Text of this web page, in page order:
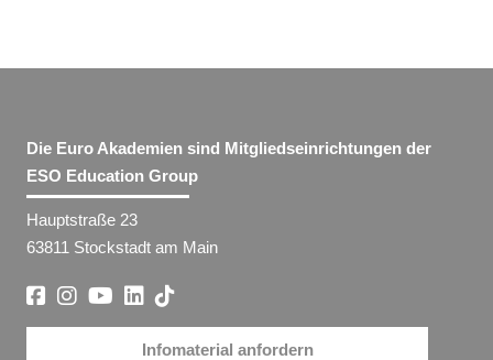
Die Euro Akademien sind Mitgliedseinrichtungen der
ESO Education Group
Hauptstraße 23
63811 Stockstadt am Main
Infomaterial anfordern